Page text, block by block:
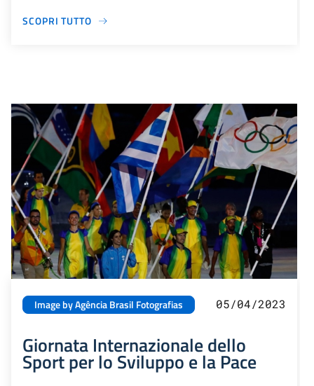
SCOPRI TUTTO
Image by Agência Brasil Fotografias 05/04/2023
Giornata Internazionale dello
Sport per lo Sviluppo e la Pace